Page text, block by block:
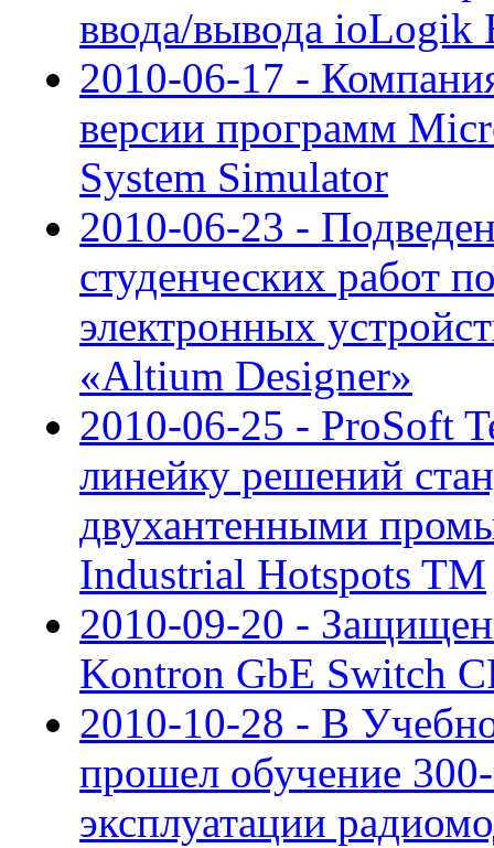
ввода/вывода ioLogik
2010-06-17 -
версии программ
System Simulator
2010-06-23 -
студенческих работ
электронных
«Altium Designer»
2010-06-25 - ProSoft
линейку решений
двухантенными
Industrial Hotspots TM
2010-09-20 -
Kontron GbE Switch
2010-10-28 - В
прошел обучение
эксплуатации